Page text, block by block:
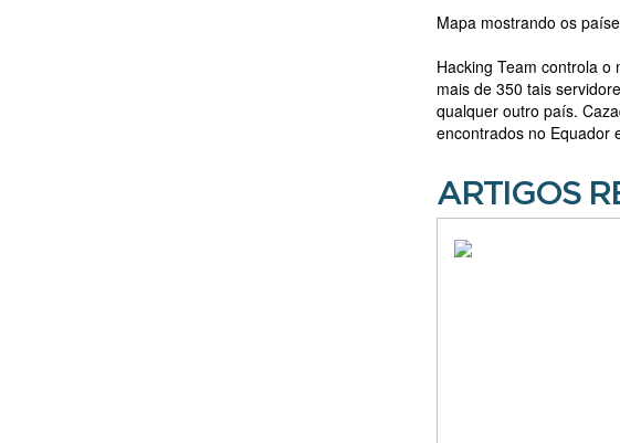
Mapa mostrando os
Hacking Team controla
mais de 350 tais
qualquer outro país.
encontrados no Equador
ARTIGOS